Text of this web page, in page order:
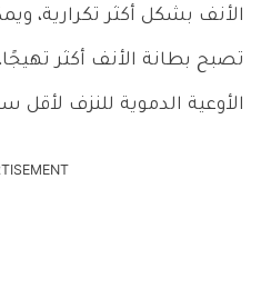
الأنف بشكل أكثر تكرارية،
تصبح بطانة الأنف أكثر
الأوعية الدموية للنزف لأقل